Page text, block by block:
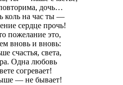
дочь…
коль на час ты —
сердце прочь!
пожелание это,
вновь и вновь:
счастья, света,
Одна любовь
согревает!
— не бывает!